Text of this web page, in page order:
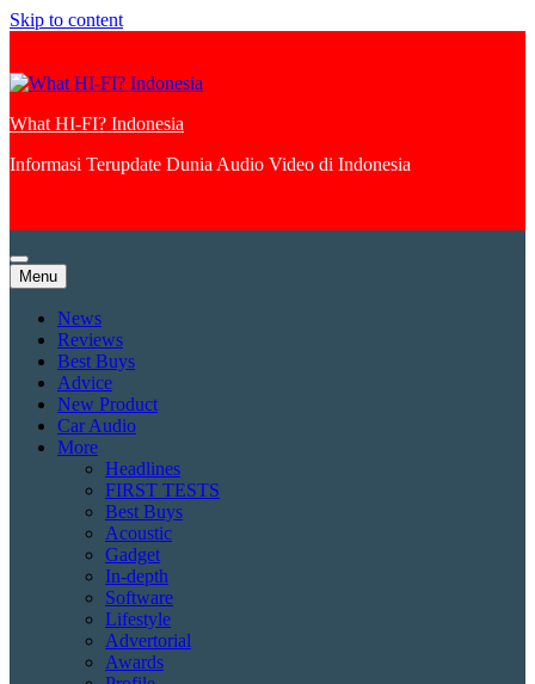
Skip to content
What HI-FI? Indonesia
Informasi Terupdate Dunia Audio Video di Indonesia
Menu
News
Reviews
Best Buys
Advice
New Product
Car Audio
More
Headlines
FIRST TESTS
Best Buys
Acoustic
Gadget
In-depth
Software
Lifestyle
Advertorial
Awards